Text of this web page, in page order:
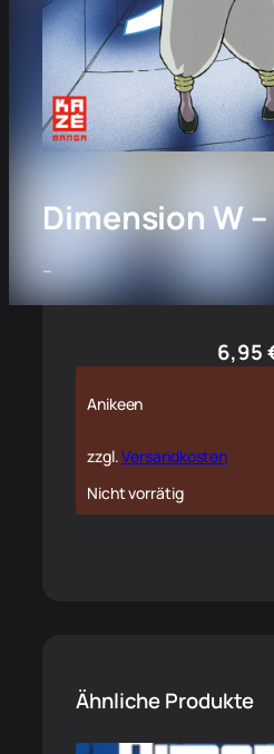
Dimension W
–
6,95
Anikeen
zzgl.Versandkosten
Nicht vorrätig
Ähnliche Produkte